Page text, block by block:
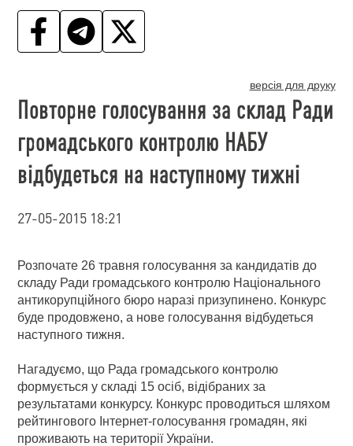
версія для друку
Повторне голосування за склад Ради
громадського контролю НАБУ
відбудеться на наступному тижні
27-05-2015 18:21
Розпочате 26 травня голосування за кандидатів до
складу Ради громадського контролю Національного
антикорупційного бюро наразі призупинено. Конкурс
буде продовжено, а нове голосування відбудеться
наступного тижня.
Нагадуємо, що Рада громадського контролю
формується у складі 15 осіб, відібраних за
результатами конкурсу. Конкурс проводиться шляхом
рейтингового Інтернет-голосування громадян, які
проживають на території України.